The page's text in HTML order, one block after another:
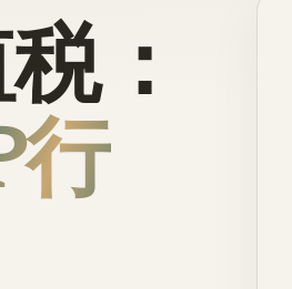
：